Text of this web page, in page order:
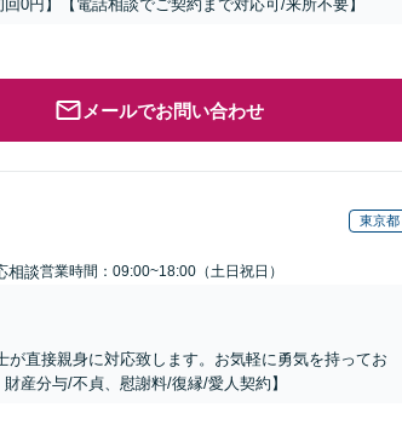
0円】【電話相談でご契約まで対応可/来所不要】
メールでお問い合わせ
東京都
相談営業時間：09:00~18:00（土日祝日）
直接親身に対応致します。お気軽に勇気を持ってお
産分与/不貞、慰謝料/復縁/愛人契約】